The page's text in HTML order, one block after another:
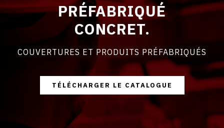
PRÉFABRIQUÉ
CONCRET.
COUVERTURES ET PRODUITS PRÉFABRIQUÉS
TÉLÉCHARGER LE CATALOGUE